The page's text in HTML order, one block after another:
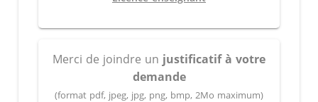
Merci de joindre un justificatif à votre
demande
(format pdf, jpeg, jpg, png, bmp, 2Mo maximum)